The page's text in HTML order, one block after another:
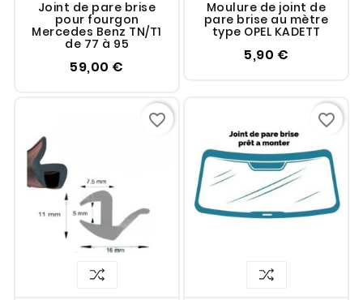
Joint de pare brise
pour fourgon
Mercedes Benz TN/T1
de 77 à 95
59,00 €
Moulure de joint de
pare brise au mètre
type OPEL KADETT
5,90 €
favorite_border favorite_border